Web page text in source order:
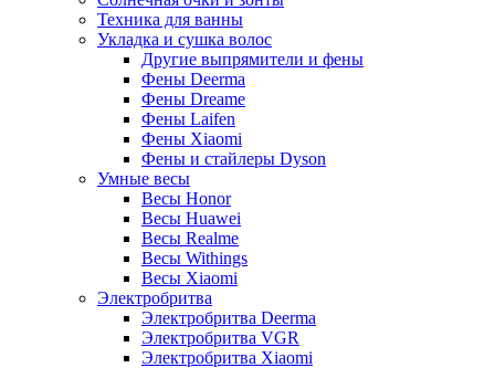
Техника для ванны
Укладка и сушка волос
Другие выпрямители и фены
Фены Deerma
Фены Dreame
Фены Laifen
Фены Xiaomi
Фены и стайлеры Dyson
Умные весы
Весы Honor
Весы Huawei
Весы Realme
Весы Withings
Весы Xiaomi
Электробритва
Электробритва Deerma
Электробритва VGR
Электробритва Xiaomi